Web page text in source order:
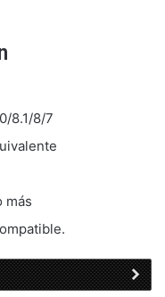
8.1/8/7
más